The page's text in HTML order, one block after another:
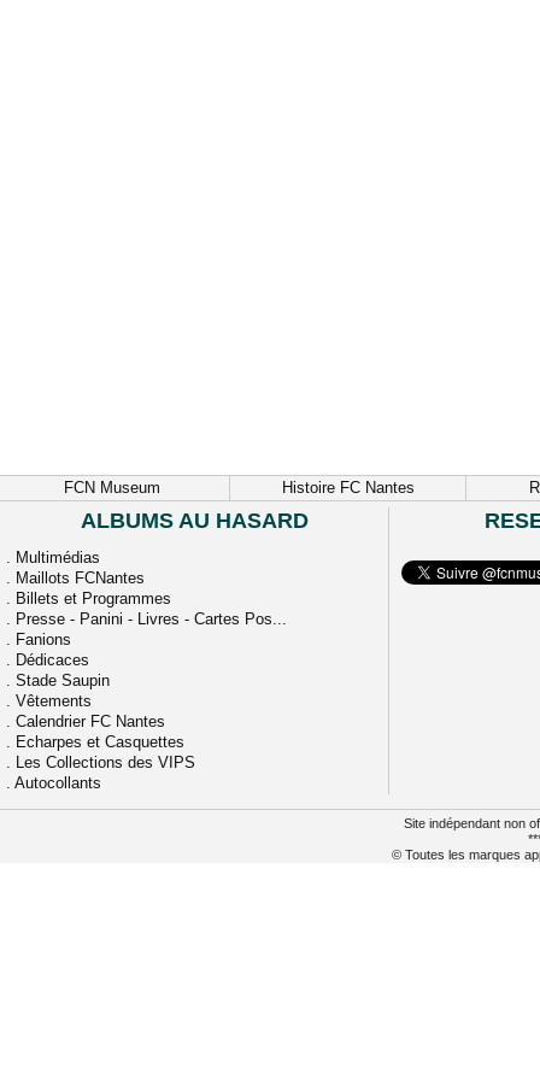
FCN Museum Histoire FC Nantes
ALBUMS AU HASARD
. Multimédias
. Maillots FCNantes
. Billets et Programmes
. Presse - Panini - Livres - Cartes Pos...
. Fanions
. Dédicaces
. Stade Saupin
. Vêtements
. Calendrier FC Nantes
. Echarpes et Casquettes
. Les Collections des VIPS
. Autocollants
Site indépendant non
© Toutes les marques